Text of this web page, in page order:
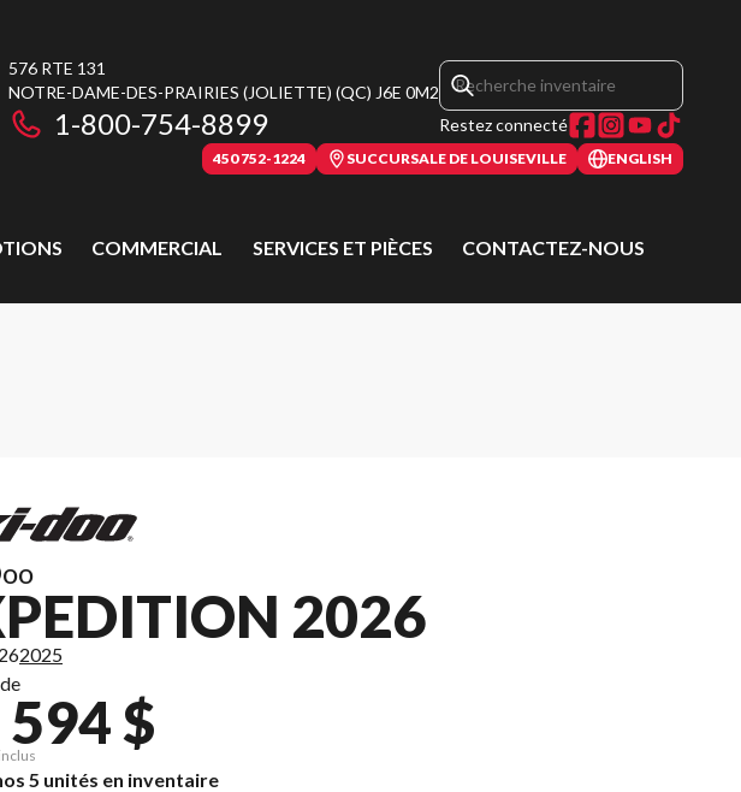
576 RTE 131
NOTRE-DAME-DES-PRAIRIES (JOLIETTE) (QC) J6E 0M2
1-800-754-8899 Restez connecté
450 752-1224 SUCCURSALE DE LOUISEVILLE ENGLISH
COMMERCIAL SERVICES ET PIÈCES CONTACTEZ-NOUS
2026
2025
$
5 unités en inventaire